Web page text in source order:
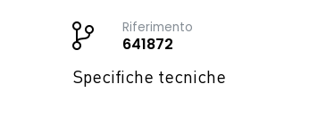
Riferimento
641872
Specifiche tecniche